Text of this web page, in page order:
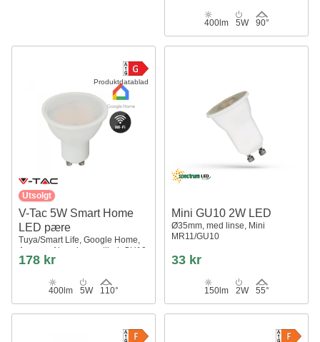
400lm 5W 90°
Produktdatablad
Utsolgt
V-Tac 5W Smart Home
LED pære
Tuya/Smart Life, Google Home,
Amazon Alexa kompatibel, GU10
Spot
178 kr
400lm 5W 110°
Mini GU10 2W LED
Ø35mm, med linse, Mini
MR11/GU10
33 kr
150lm 2W 55°